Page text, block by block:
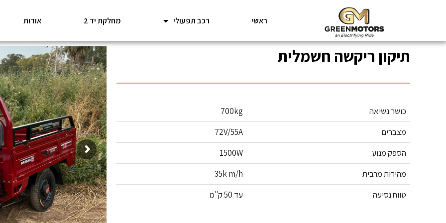
ראשי רכב תפעולי מחלקת יד 2 אודות
תיקון ריקשה חשמלית
כושר נשיאה
700kg
מצברים
72V/55A
הספק מנוע
1500W
מהירות מרבית
35k m/h
טווח נסיעה
עד 50 ק"מ